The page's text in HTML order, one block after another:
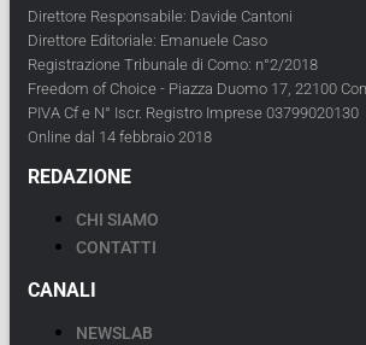
Direttore Responsabile: Davide Cantoni
Direttore Editoriale: Emanuele Caso
Registrazione Tribunale di Como: n°2/2018
Freedom of Choice - Piazza Duomo 17, 22100
PIVA Cf e N° Iscr. Registro Imprese 03799020130
Online dal 14 febbraio 2018
REDAZIONE
CHI SIAMO
CONTATTI
CANALI
NEWSLAB